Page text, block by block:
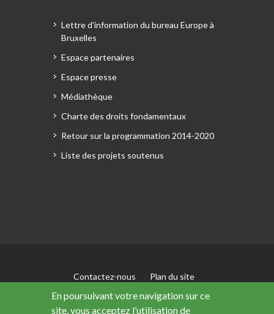
En poursuivant votre navigation sur ce
site, vous acceptez l’utilisation de
Lettre d'information du bureau Europe à
Bruxelles
Espace partenaires
Espace presse
Médiathèque
Charte des droits fondamentaux
Retour sur la programmation 2014-2020
Liste des projets soutenus
Contactez-nous
Plan du site
Mentions légales
Accessibilité : non conforme